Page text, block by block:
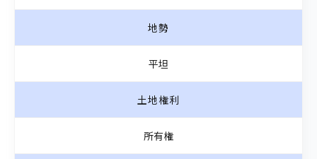
地勢
平坦
土地権利
所有権